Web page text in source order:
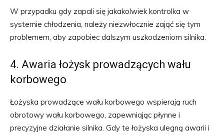
W przypadku gdy zapali się jakakolwiek kontrolka w
systemie chłodzenia, należy niezwłocznie zająć się tym
problemem, aby zapobiec dalszym uszkodzeniom silnika.
4. Awaria łożysk prowadzących wału
korbowego
Łożyska prowadzące wału korbowego wspierają ruch
obrotowy wału korbowego, zapewniając płynne i
precyzyjne działanie silnika. Gdy te łożyska ulegną awarii i